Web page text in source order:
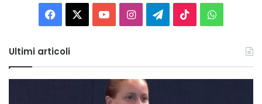
Facebook You InstagramTelegram
TikTok
Ultimi articoli